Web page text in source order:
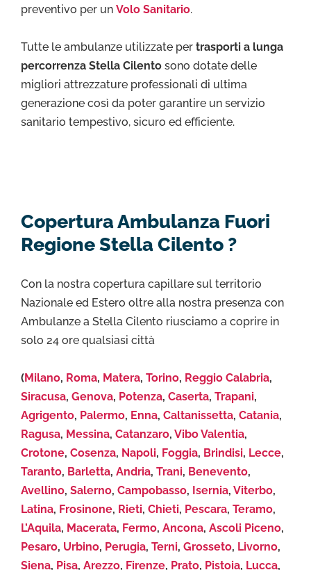
preventivo per un Volo Sanitario.
Tutte le ambulanze utilizzate per trasporti a lunga
percorrenza Stella Cilento sono dotate delle
migliori attrezzature professionali di ultima
generazione così da poter garantire un servizio
sanitario tempestivo, sicuro ed efficiente.
Copertura Ambulanza Fuori
Regione Stella Cilento ?
Con la nostra copertura capillare sul territorio
Nazionale ed Estero oltre alla nostra presenza con
Ambulanze a Stella Cilento riusciamo a coprire in
solo 24 ore qualsiasi città
(Milano, Roma, Matera, Torino, Reggio Calabria,
Siracusa, Genova, Potenza, Caserta, Trapani,
Agrigento, Palermo, Enna, Caltanissetta, Catania,
Ragusa, Messina, Catanzaro, Vibo Valentia,
Crotone, Cosenza, Napoli, Foggia, Brindisi, Lecce,
Taranto, Barletta, Andria, Trani, Benevento,
Avellino, Salerno, Campobasso, Isernia, Viterbo,
Latina, Frosinone, Rieti, Chieti, Pescara, Teramo,
L’Aquila, Macerata, Fermo, Ancona, Ascoli Piceno,
Pesaro, Urbino, Perugia, Terni, Grosseto, Livorno,
Siena, Pisa, Arezzo, Firenze, Prato, Pistoia, Lucca,